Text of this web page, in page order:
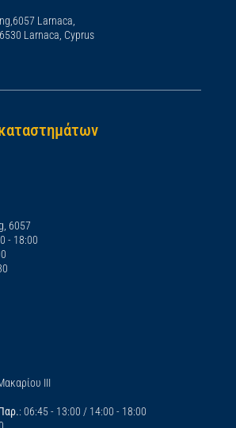
Larnaca,
Larnaca, Cyprus
6057
- 18:00
ΙΙΙ
: 06:45 - 13:00 / 14:00 - 18:00